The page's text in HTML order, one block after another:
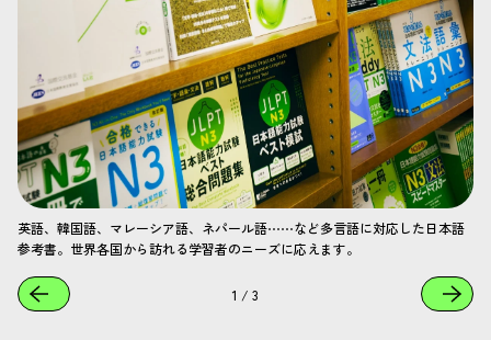
英語、韓国語、マレーシア語、ネパール語⋯⋯など多言語に対応した日本語
参考書。世界各国から訪れる学習者のニーズに応えます。
1 / 3